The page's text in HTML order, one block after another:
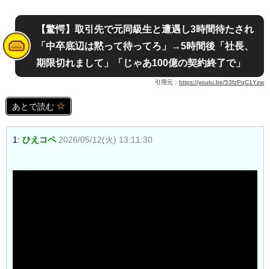
【驚愕】取引先で元同級生と遭遇し3時間待たされ
「中卒底辺は黙って待ってろ」→5時間後「社長、
期限切れまして」「じゃあ100億の契約終了で」
引用元： https://youtu.be/53fzPqC1Yzw
あとで読む
1: ひえコペ 2026/05/12(火) 13:11:30